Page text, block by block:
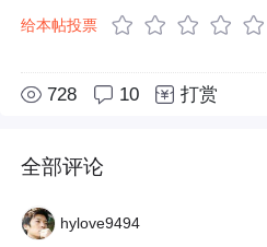
给本帖投票
728 10 打赏
全部评论
hylove9494